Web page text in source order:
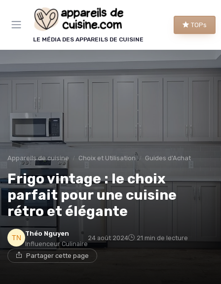
LE MÉDIA DES APPAREILS DE CUISINE
TOPs
Appareils de cuisine Choix et Utilisation Guides d'Achat
Frigo vintage : le choix
parfait pour une cuisine
rétro et élégante
Théo Nguyen
Influenceur Culinaire
24 août 2024 21 min de lecture
Partager cette page
Panneau de gestion des cookies